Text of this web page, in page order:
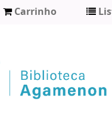
Carrinho